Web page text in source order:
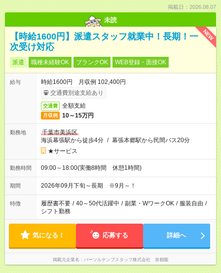
掲載日：2026.08.07
未読
NEW
【時給1600円】派遣スタッフ就業中！長期！一
次受け対応
派遣 職種未経験OK ブランクOK WEB登録・面接OK
給与
時給1600円 月収例 102,400円
交通費別途支給あり
交通費 全額支給
月収例 10～15万円
勤務地
千葉市美浜区
海浜幕張駅から徒歩4分 / 幕張本郷駅から民間バス20分
★サービス
勤務時間 09:00～18:00(実働8時間 休憩1時間)
期間 2026年09月下旬～長期 ※9月～！
特徴 履歴書不要 / 40～50代活躍中 / 副業・WワークOK / 服装自由 /
シフト勤務
気になる！ 応募する 詳細へ
掲載元企業名 パーソルテンプスタッフ株式会社 首都圏